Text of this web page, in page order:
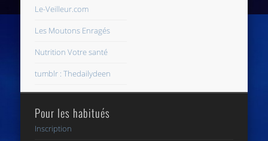
Le-Veilleur.com
Les Moutons Enragés
Nutrition Votre santé
tumblr : Thedailydeen
Pour les habitués
Inscription